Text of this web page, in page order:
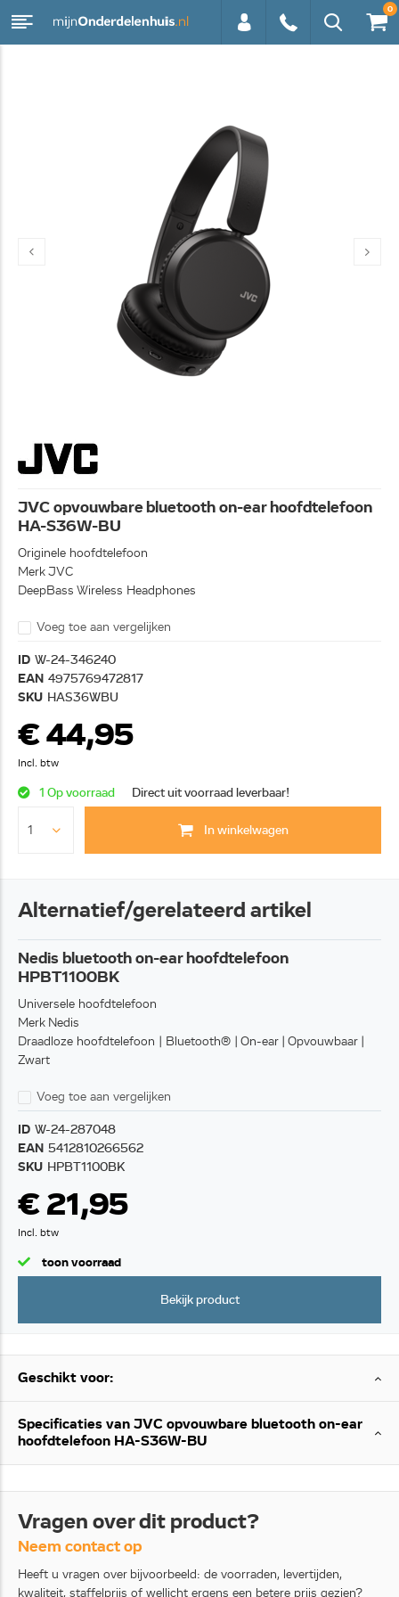
0
JVC opvouwbare bluetooth on-ear hoofdtelefoon
HA-S36W-BU
Originele hoofdtelefoon
Merk JVC
DeepBass Wireless Headphones
Voeg toe aan vergelijken
ID W-24-346240
EAN 4975769472817
SKU HAS36WBU
€ 44,95
Incl. btw
1 Op voorraad Direct uit voorraad leverbaar!
In winkelwagen
Alternatief/gerelateerd artikel
Nedis bluetooth on-ear hoofdtelefoon
HPBT1100BK
Universele hoofdtelefoon
Merk Nedis
Draadloze hoofdtelefoon | Bluetooth® | On-ear | Opvouwbaar |
Zwart
Voeg toe aan vergelijken
ID W-24-287048
EAN 5412810266562
SKU HPBT1100BK
€ 21,95
Incl. btw
toon voorraad
Bekijk product
Geschikt voor:
Specificaties van JVC opvouwbare bluetooth on-ear
hoofdtelefoon HA-S36W-BU
Vragen over dit product?
Neem contact op
Heeft u vragen over bijvoorbeeld: de voorraden, levertijden,
kwaliteit, staffelprijs of wellicht ergens een betere prijs gezien?